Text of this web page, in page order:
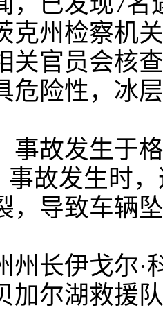
克州检察机
关官员会核
危险性，冰
事故发生于
事故发生时
，导致车辆
州长伊戈尔·
加尔湖救援